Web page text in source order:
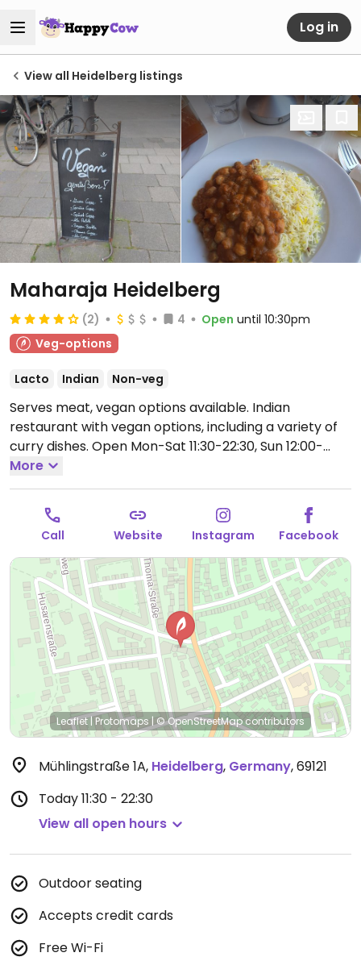
Log in
View all Heidelberg listings
Maharaja Heidelberg
(2) 4 Open until 10:30pm
Veg-options
Lacto Indian Non-veg
Serves meat, vegan options available. Indian
restaurant with vegan options, including a variety of
curry dishes. Open Mon-Sat 11:30-22:30, Sun 12:00-
22:30.
More
Call Website Instagram Facebook
Leaflet| Protomaps |© OpenStreetMapcontributors
Mühlingstraße 1A, Heidelberg, Germany,69121
Today11:30 - 22:30
View all open hours
Outdoor seating
Accepts credit cards
Free Wi-Fi